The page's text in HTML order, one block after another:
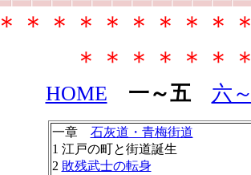
＊＊＊＊＊＊＊＊
＊＊＊＊＊＊
HOME 一～五 六
一章 石灰道・青梅街道
1 江戸の町と街道誕生
2 敗残武士の転身